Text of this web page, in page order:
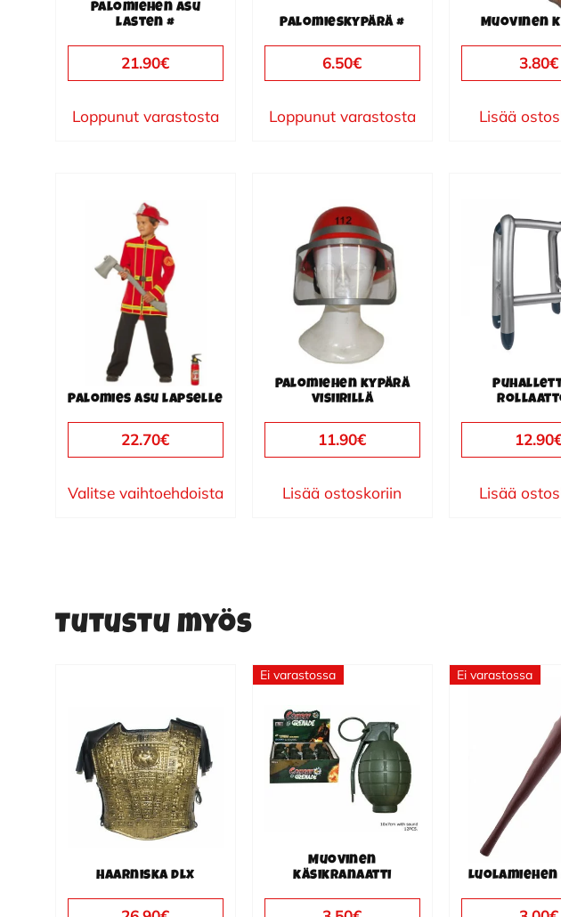
Palomiehen asu
lasten #
21.90€
Loppunut varastosta
Palomieskypärä #
6.50€
Loppunut varastosta
Muovinen
3.80€
Lisää
Palomies asu lapselle
22.70€
Valitse vaihtoehdoista
useampi
muunnelma.
valinnat
tuotteen
sivulla.
Palomiehen kypärä
visiirillä
11.90€
Lisää ostoskoriin
12.90
Lisää
Tutustu myös
Haarniska dlx
Ei varastossa
Muovinen
käsikranaatti
Ei varastossa